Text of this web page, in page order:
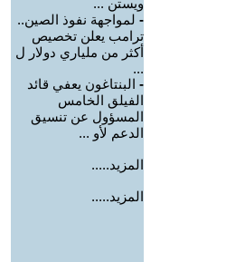
ويستن ...
- لمواجهة نفوذ الصين..
ترامب يعلن تخصيص
أكثر من ملياري دولار ل
...
- البنتاغون يعفي قائد
الفيلق الخامس
المسؤول عن تنسيق
الدعم لأو ...
المزيد.....
المزيد.....